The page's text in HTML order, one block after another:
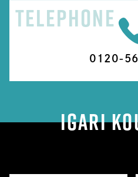
TELEPHONE
0120-
IGARI